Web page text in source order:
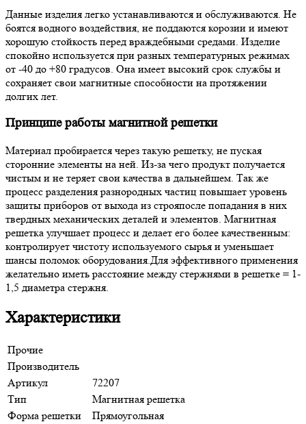
Данные изделия легко устанавливаются и обслуживаются. Не
боятся водного воздействия, не поддаются корозии и имеют
хорошую стойкость перед враждебными средами. Изделие
спокойно используется при разных температурных режимах
от -40 до +80 градусов. Она имеет высокий срок службы и
сохраняет свои магнитные способности на протяжении
долгих лет.
Принципе работы магнитной решетки
Материал пробирается через такую решетку, не пуская
сторонние элементы на ней. Из-за чего продукт получается
чистым и не теряет свои качества в дальнейшем. Так же
процесс разделения разнородных частиц повышает уровень
защиты приборов от выхода из строяпосле попадания в них
твердных механических деталей и элементов. Магнитная
решетка улучшает процесс и делает его более качественным:
контролирует чистоту используемого сырья и уменьшает
шансы поломок оборудования.Для эффективного применения
желательно иметь расстояние между стержнями в решетке = 1-
1,5 диаметра стержня.
Характеристики
Прочие
Производитель
Артикул
72207
Тип
Магнитная решетка
Форма решетки
Прямоугольная